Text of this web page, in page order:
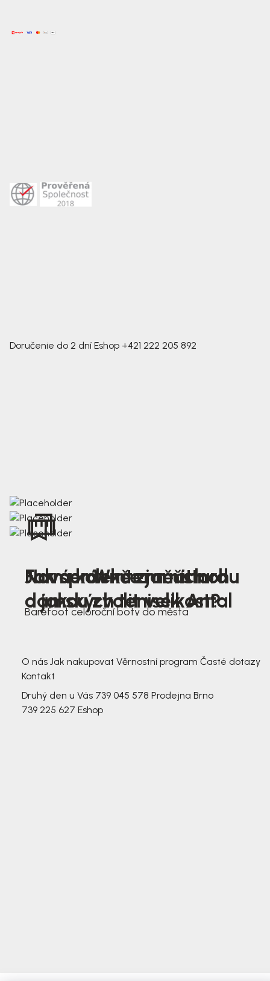
Doručenie do 2 dní Eshop +421 222 205 892
Nová kolekce jarních
dámských tenisek Antal
Jak správně změřit nohu
a jakou zvolit velikost?
Farmer Winter mustard
Barefoot celoroční boty do města
O nás Jak nakupovat Věrnostní program Časté dotazy
Kontakt
Druhý den u Vás 739 045 578 Prodejna Brno
739 225 627 Eshop